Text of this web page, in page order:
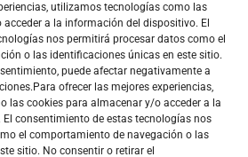
utilizamos tecnologías como las
a la información del dispositivo. El
nos permitirá procesar datos como el
o las identificaciones únicas en este sitio.
puede afectar negativamente a
ofrecer las mejores experiencias,
las cookies para almacenar y/o acceder a la
consentimiento de estas tecnologías nos
el comportamiento de navegación o las
sitio. No consentir o retirar el
cookies de marketing y
este contenido